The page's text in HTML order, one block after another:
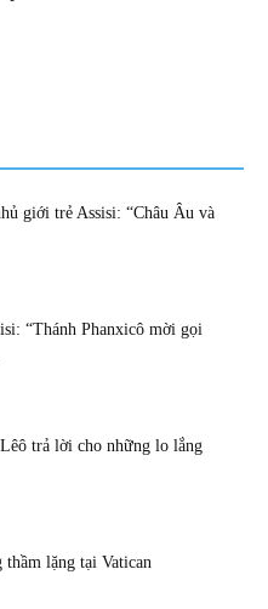
giới trẻ Assisi: “Châu Âu và
“Thánh Phanxicô mời gọi
trả lời cho những lo lắng
thầm lặng tại Vatican